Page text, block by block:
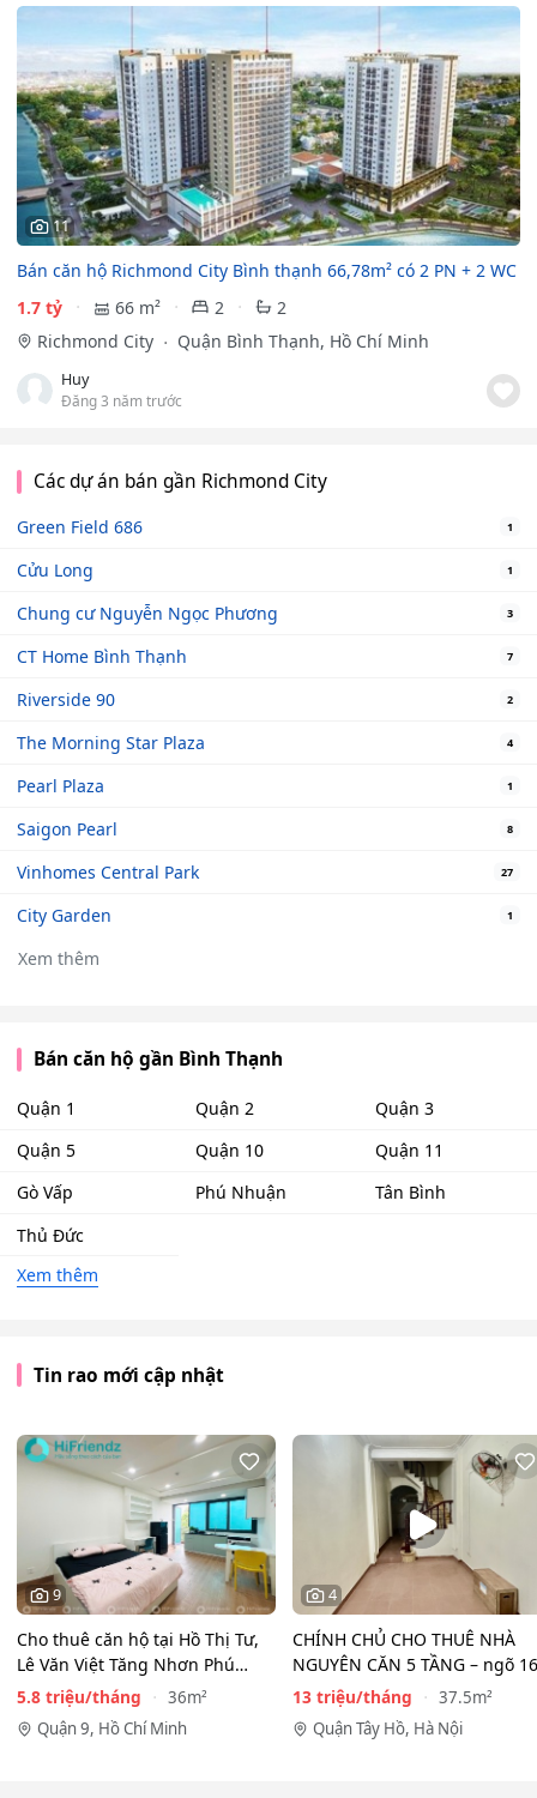
11
Bán căn hộ Richmond City Bình thạnh 66,78m² có 2 PN + 2 WC
1.7 tỷ
66 m² 2
2
Richmond City
Quận Bình Thạnh, Hồ Chí Minh
Huy
Đăng 3 năm trước
Các dự án bán gần Richmond City
Green Field 686 1
Cửu Long 1
Chung cư Nguyễn Ngọc Phương 3
CT Home Bình Thạnh 7
Riverside 90 2
The Morning Star Plaza 4
Pearl Plaza 1
Saigon Pearl 8
Vinhomes Central Park 27
City Garden 1
Xem thêm
Bán căn hộ gần Bình Thạnh
Quận 1 Quận 2
Quận 3
Quận 5
Quận 10
Quận 11
Gò Vấp
Phú Nhuận
Tân Bình
Thủ Đức
Xem thêm
Tin rao mới cập nhật
9
Cho thuê căn hộ tại Hồ Thị Tư,
Lê Văn Việt Tăng Nhơn Phú
Quận 9(cũ) Thủ…
5.8 triệu/tháng
36m²
Quận 9, Hồ Chí Minh
4
CHÍNH CHỦ CHO THUÊ NHÀ
NGUYÊN CĂN 5 TẦNG – ngõ
Đồng Cổ, Tây Hồ
13 triệu/tháng
37.5m²
Quận Tây Hồ, Hà Nội